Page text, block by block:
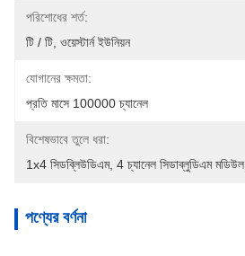
পরিশোধের শর্ত:
টি / টি, ওয়েস্টার্ন ইউনিয়ন
যোগানের ক্ষমতা:
প্রতি মাসে 100000 চ্যানেল
বিশেষভাবে তুলে ধরা:
1x4 সিডব্লিউডিএম, 4 চ্যানেল সিডাব্লুডিএম মডিউল
পণ্যের বর্ণনা